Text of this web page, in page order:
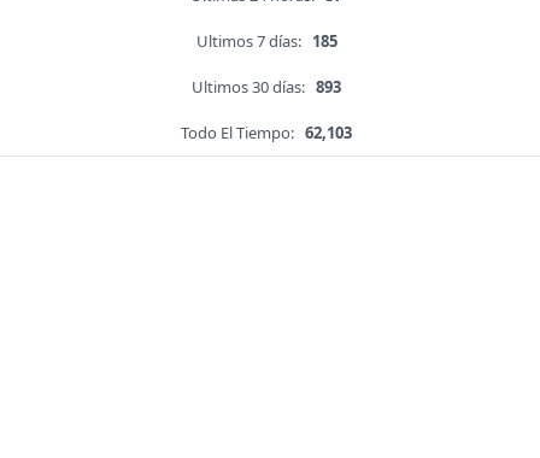
Ultimos 7 días: 185
Ultimos 30 días: 893
Todo El Tiempo: 62,103